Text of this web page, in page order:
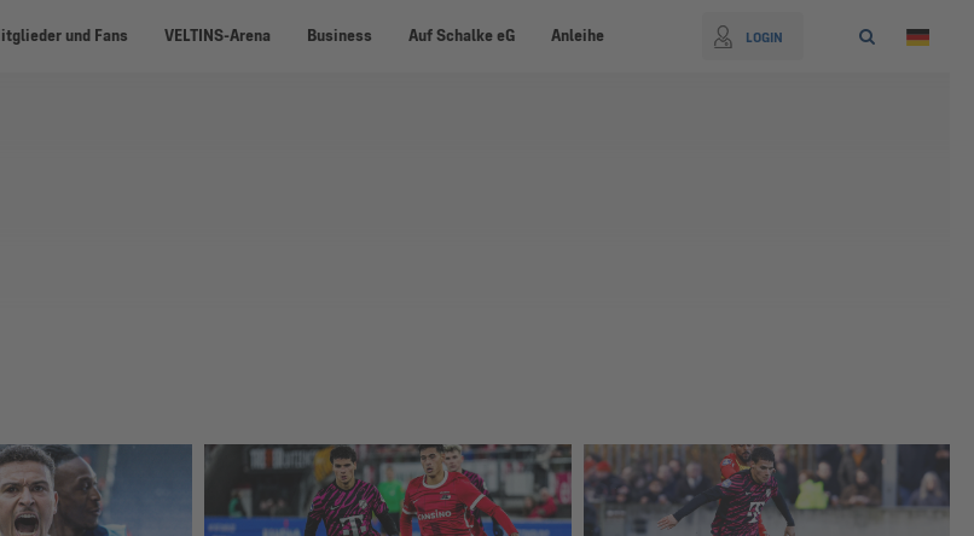
und Fans VELTINS-Arena Business Auf Schalke eG Anleihe LOGIN